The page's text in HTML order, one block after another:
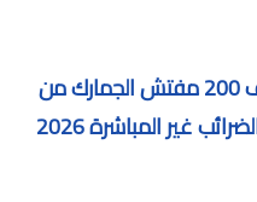
رابط التسجيل في مباراة توظيف 200 مفتش الجمارك من
غير المباشرة 2026